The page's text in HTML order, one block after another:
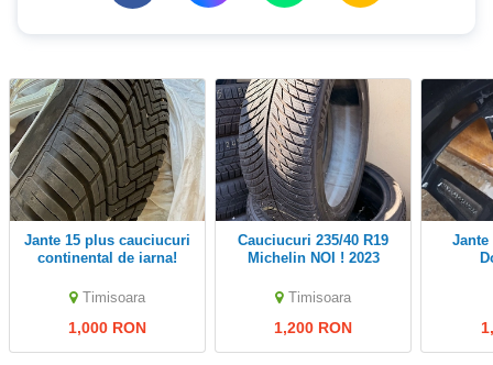
jante 15 plus cauciucuri
continental de iarna!
Timisoara
1,000 RON
Cauciucuri 235/40 R19
Michelin NOI ! 2023
Timisoara
1,200 RON
Jante cu cauciucuri